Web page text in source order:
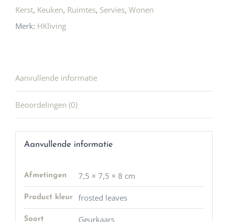
Kerst, Keuken, Ruimtes, Servies, Wonen
Merk: HKliving
Aanvullende informatie
Beoordelingen (0)
Aanvullende informatie
Afmetingen 7,5 × 7,5 × 8 cm
Product kleur frosted leaves
Soort Geurkaars